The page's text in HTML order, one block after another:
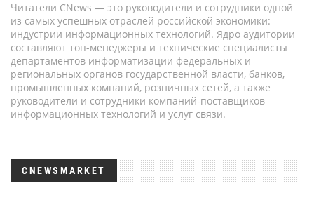
Читатели CNews — это руководители и сотрудники одной
из самых успешных отраслей российской экономики:
индустрии информационных технологий. Ядро аудитории
составляют топ-менеджеры и технические специалисты
департаментов информатизации федеральных и
региональных органов государственной власти, банков,
промышленных компаний, розничных сетей, а также
руководители и сотрудники компаний-поставщиков
информационных технологий и услуг связи.
CNEWSMARKET